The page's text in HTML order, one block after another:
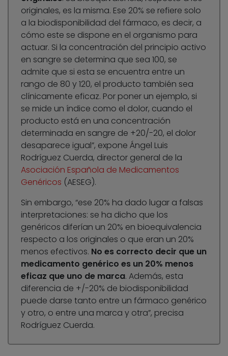
originales, es la misma. Ese 20% se refiere solo
a la biodisponibilidad del fármaco, es decir, a
cómo este se dispone en el organismo para
actuar. Si la concentración del principio activo
en sangre se determina que sea 100, se
admite que si esta se encuentra entre un
rango de 80 y 120, el producto también sea
clínicamente eficaz. Por poner un ejemplo, si
se mide un índice como el dolor, cuando el
producto está en una concentración
determinada en sangre de +20/-20, el dolor
desaparece igual”, expone Ángel Luis
Rodríguez Cuerda, director general de la
Asociación Española de Medicamentos
Genéricos (AESEG).
Sin embargo, “ese 20% ha dado lugar a falsas
interpretaciones: se ha dicho que los
genéricos diferían un 20% en bioequivalencia
respecto a los originales o que eran un 20%
menos efectivos. No es correcto decir que un
medicamento genérico es un 20% menos
eficaz que uno de marca. Además, esta
diferencia de +/-20% de biodisponibilidad
puede darse tanto entre un fármaco genérico
y otro, o entre una marca y otra”, precisa
Rodríguez Cuerda.